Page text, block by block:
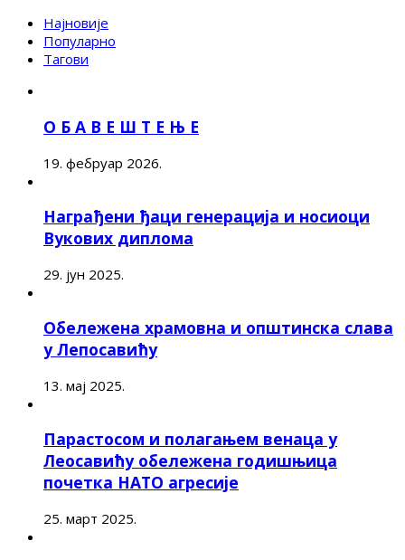
Најновије
Популарно
Тагови
О Б А В Е Ш Т Е Њ Е
19. фебруар 2026.
Награђени ђаци генерација и носиоци
Вукових диплома
29. јун 2025.
Обележена храмовна и општинска слава
у Лепосавићу
13. мај 2025.
Парастосом и полагањем венаца у
Леосавићу обележена годишњица
почетка НАТО агресије
25. март 2025.